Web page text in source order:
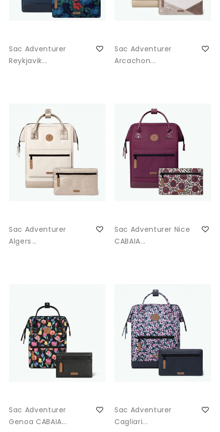
Sac Adventurer
Reykjavik...
Sac Adventurer
Arcachon...
Sac Adventurer
Algers...
Sac Adventurer Nice
CABAIA...
Sac Adventurer
Genoa CABAIA...
Sac Adventurer
Cagliari...